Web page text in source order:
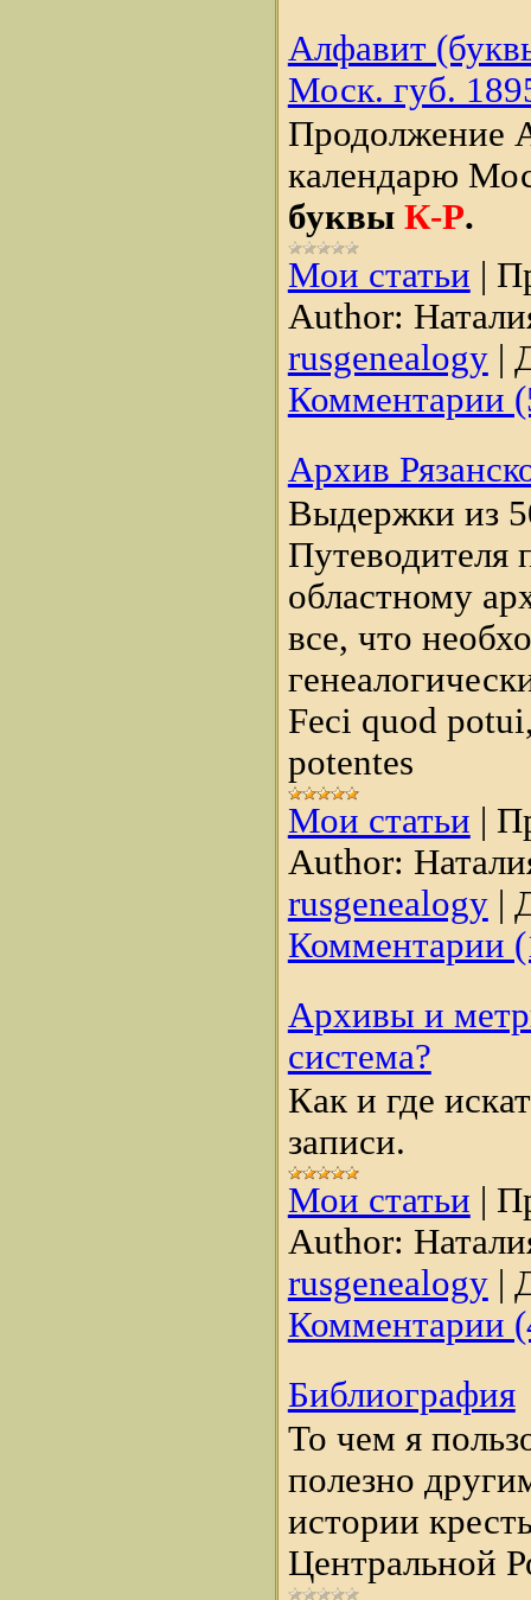
Алфавит
Моск. губ.
календарю
буквы К-Р.
Мои статьи
Author:
rusgenealogy|
Комментарии
Архив
Выдержки из
Путеводителя
областному
все, что
Feci quod
potentes
Мои статьи
Author:
rusgenealogy|
Комментарии
Архивы и
система?
Как и где
записи.
Мои статьи
Author:
rusgenealogy|
Комментарии
Библиография
То чем я
полезно
истории
Центральной